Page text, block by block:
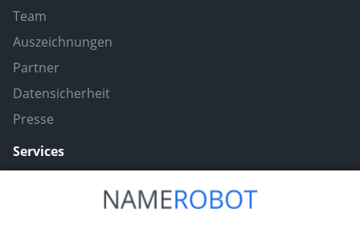
Team
Auszeichnungen
Partner
Datensicherheit
Presse
Services
Naming ToolBox